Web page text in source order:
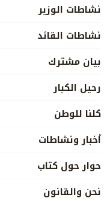
نشاطات الوزير
نشاطات القائد
بيان مشترك
رحيل الكبار
كلنا للوطن
أخبار ونشاطات
حوار حول كتاب
نحن والقانون